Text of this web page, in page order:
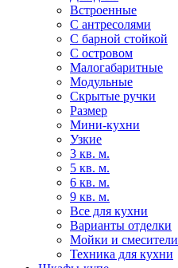
Встроенные
С антресолями
С барной стойкой
С островом
Малогабаритные
Модульные
Скрытые ручки
Размер
Мини-кухни
Узкие
3 кв. м.
5 кв. м.
6 кв. м.
9 кв. м.
Все для кухни
Варианты отделки
Мойки и смесители
Техника для кухни